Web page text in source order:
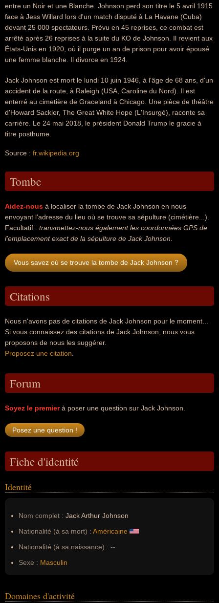
entre un Noir et une Blanche. Johnson perd son titre le 5 avril 1915
face à Jess Willard lors d'un match disputé à La Havane (Cuba)
devant 25 000 spectateurs. Prévu en 45 reprises, ce combat est
arrêté après 26 reprises à la suite du KO de Johnson. Il revient aux
États-Unis en 1920, où il purge un an de prison pour avoir épousé
une femme blanche. Il divorce en 1924.
Jack Johnson est mort le lundi 10 juin 1946, à l'âge de 68 ans, d'un
accident de la route, à Raleigh (USA, Caroline du Nord). Il est
enterré au cimetière de Graceland à Chicago. Une pièce de théâtre
d'Howard Sackler, The Great White Hope (L'Insurgé), raconte sa
carrière. Le 24 mai 2018, le président Donald Trump le gracie à
titre posthume.
Source : fr.wikipedia.org
Tombe
Aidez-nous à localiser la tombe de Jack Johnson en nous
envoyant l'adresse du lieu où se trouve sa sépulture (cimétière...).
Facultatif : transmettez-nous également les coordonnées GPS de
l'emplacement exact de la sépulture de Jack Johnson
Vous savez où se trouve la tombe de Jack Johnson ?
Citations
Nous n'avons pas de citations de Jack Johnson pour le moment...
Si vous connaissez des citations de Jack Johnson, nous vous
proposons de nous les suggérer.
Proposez une citation
Forum
Soyez le premierà poser une question sur Jack Johnson.
Fiche d'identité
Identité
Nom complet : Jack Arthur Johnson
Nationalité (à sa mort) : Américaine
Nationalité (à sa naissance) : --
Sexe : Masculin
Domaines d'activité